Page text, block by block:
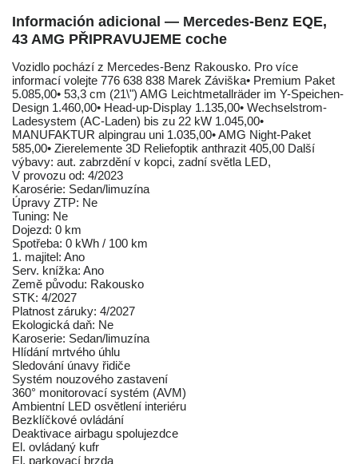
Información adicional — Mercedes-Benz EQE,
43 AMG PŘIPRAVUJEME coche
Vozidlo pochází z Mercedes-Benz Rakousko. Pro více
informací volejte 776 638 838 Marek Záviška• Premium Paket
5.085,00• 53,3 cm (21\") AMG Leichtmetallräder im Y-Speichen-
Design 1.460,00• Head-up-Display 1.135,00• Wechselstrom-
Ladesystem (AC-Laden) bis zu 22 kW 1.045,00•
MANUFAKTUR alpingrau uni 1.035,00• AMG Night-Paket
585,00• Zierelemente 3D Reliefoptik anthrazit 405,00 Další
výbavy: aut. zabrzdění v kopci, zadní světla LED,
V provozu od: 4/2023
Karosérie: Sedan/limuzína
Úpravy ZTP: Ne
Tuning: Ne
Dojezd: 0 km
Spotřeba: 0 kWh / 100 km
1. majitel: Ano
Serv. knížka: Ano
Země původu: Rakousko
STK: 4/2027
Platnost záruky: 4/2027
Ekologická daň: Ne
Karoserie: Sedan/limuzína
Hlídání mrtvého úhlu
Sledování únavy řidiče
Systém nouzového zastavení
360° monitorovací systém (AVM)
Ambientní LED osvětlení interiéru
Bezklíčkové ovládání
Deaktivace airbagu spolujezdce
El. ovládaný kufr
El. parkovací brzda